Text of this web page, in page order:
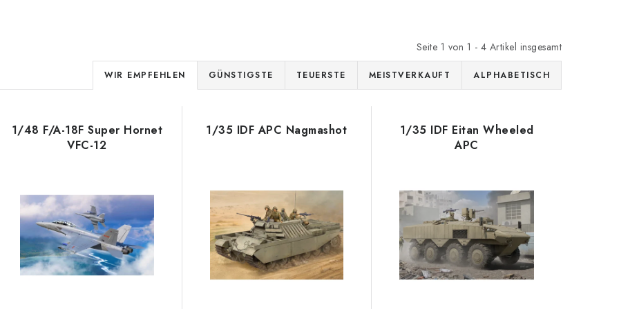
Seite 1 von 1 - 4 Artikel insgesamt
P
r
o
d
k
t
s
o
WIR EMPFEHLEN GÜNSTIGSTE TEUERSTE MEISTVERKAUFT ALPHABETISCH
1/48 F/A-18F Super Hornet
VFC-12
1/35 IDF APC Nagmashot
1/35 IDF Eitan Wheeled
APC